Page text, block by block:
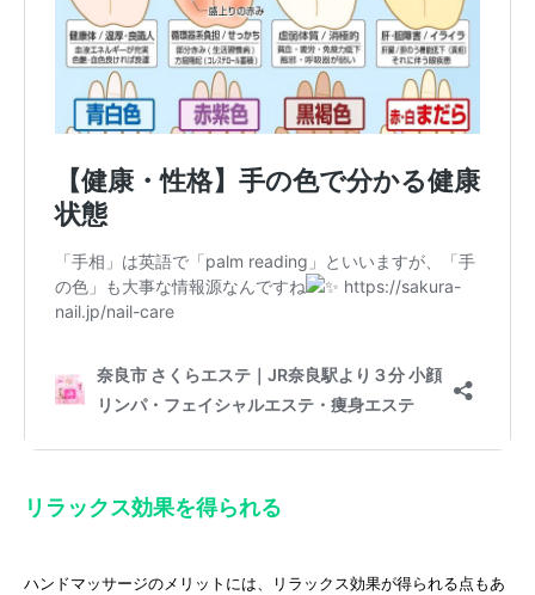
リラックス効果を得られる
ハンドマッサージのメリットには、リラックス効果が得られる点もあ